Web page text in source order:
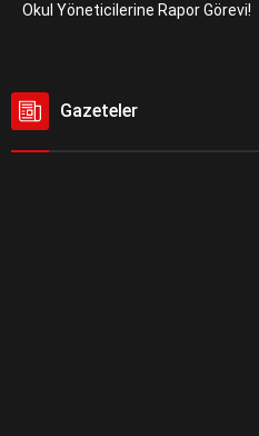
Okul Yöneticilerine Rapor Görevi!
Gazeteler